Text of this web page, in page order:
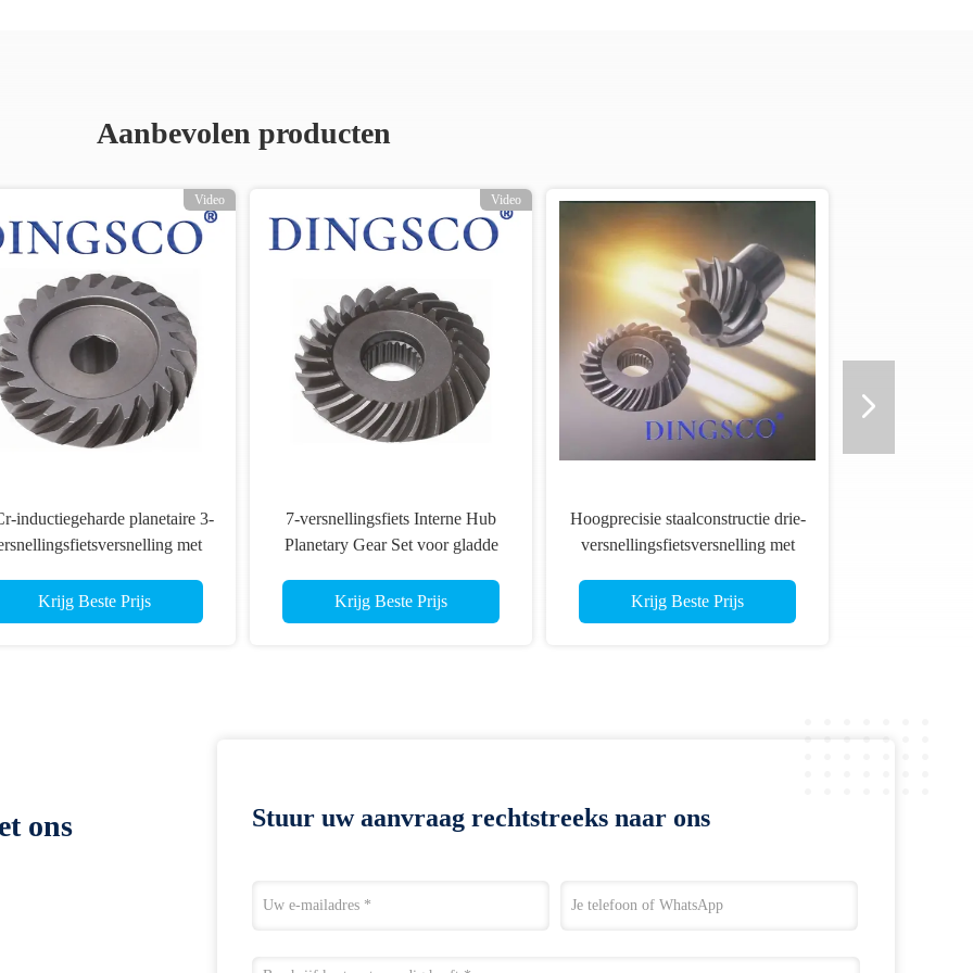
Aanbevolen producten
Video
inductiegeharde planetaire 3-
met
Krijg Beste Prijs
Video
7-versnellingsfiets Interne Hub
Planetary Gear Set voor gladde
Krijg Beste Prijs
Hoogprecisie staalconstructie drie-
versnellingsfietsversnelling met
productie
Krijg Beste Prijs
ons Stuur uw aanvraag rechtstreeks naar ons